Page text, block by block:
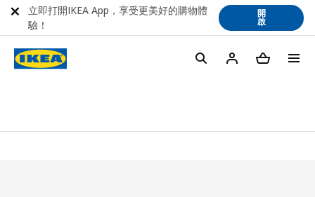
立即打開IKEA App，享受更美好的購物體
驗！
開
啟